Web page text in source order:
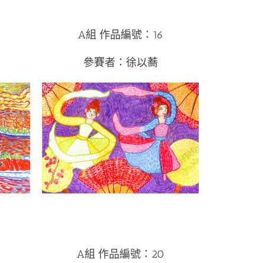
A組 作品編號：16
參賽者：徐以蕎
A組 作品編號：20